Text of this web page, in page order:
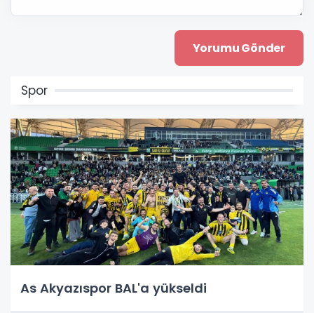
Spor
As Akyazıspor BAL'a yükseldi